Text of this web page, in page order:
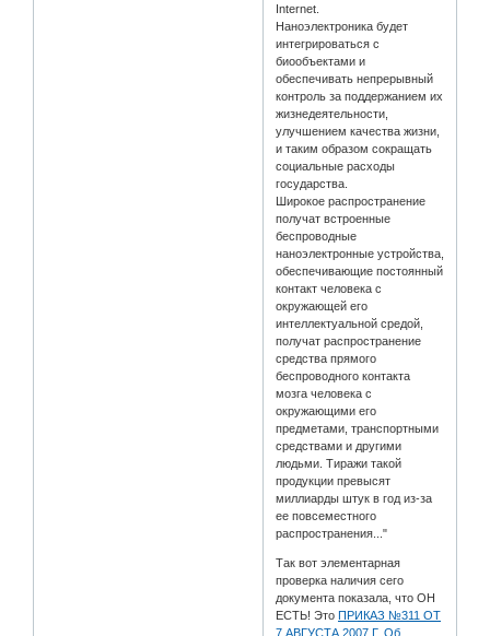
Internet.
Наноэлектроника будет
интегрироваться с
биообъектами и
обеспечивать непрерывный
контроль за поддержанием их
жизнедеятельности,
улучшением качества жизни,
и таким образом сокращать
социальные расходы
государства.
Широкое распространение
получат встроенные
беспроводные
наноэлектронные устройства,
обеспечивающие постоянный
контакт человека с
окружающей его
интеллектуальной средой,
получат распространение
средства прямого
беспроводного контакта
мозга человека с
окружающими его
предметами, транспортными
средствами и другими
людьми. Тиражи такой
продукции превысят
миллиарды штук в год из-за
ее повсеместного
распространения..."
Так вот элементарная
проверка наличия сего
документа показала, что ОН
ЕСТЬ! ЭтоПРИКАЗ №311 ОТ
7 АВГУСТА 2007 Г. Об